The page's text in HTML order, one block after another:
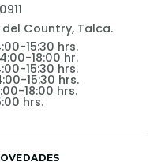
del Country, Talca.
15:30 hrs.
18:00 hr.
15:30 hrs.
15:30 hrs.
18:00 hrs.
hrs.